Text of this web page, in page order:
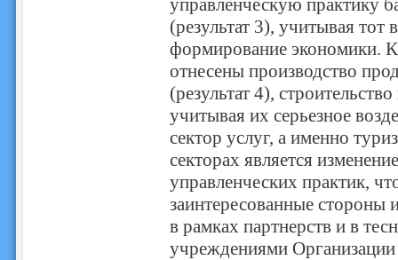
управленческую практику
(результат 3), учитывая
формирование экономики.
отнесены производство
(результат 4),
учитывая их серьезное
сектор услуг, а именно
секторах является
управленческих практик,
заинтересованные стороны
в рамках партнерств и в
учреждениями